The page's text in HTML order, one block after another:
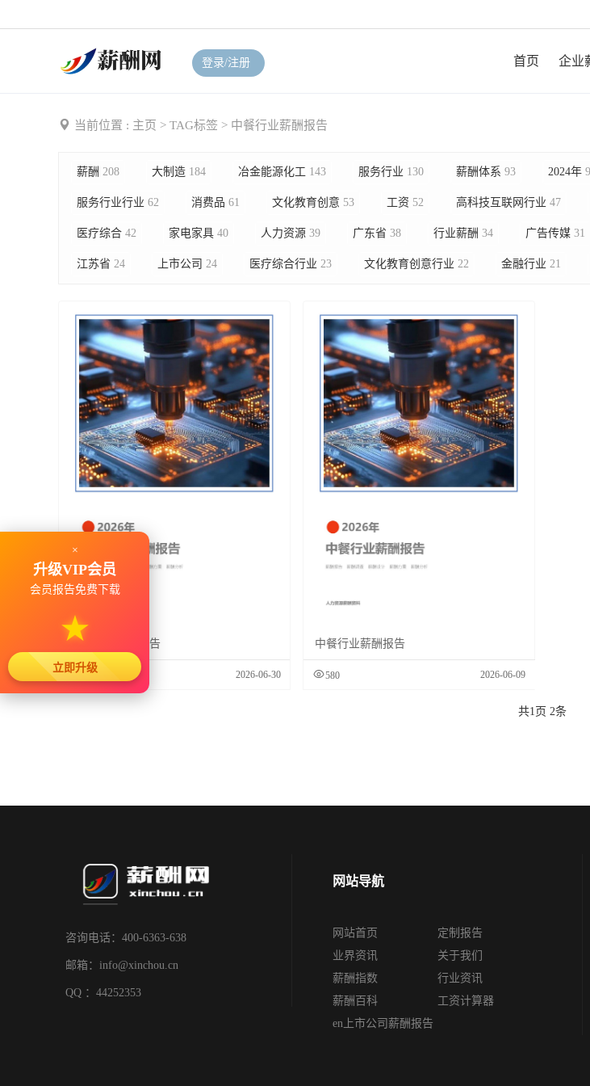
登录/注册 首页 企业
当前位置 : 主页 > TAG标签 > 中餐行业薪酬报告
薪酬 208 大制造 184 冶金能源化工 143 服务行业 130 薪酬体系 93 2024年
服务行业行业 62 消费品 61 文化教育创意 53 工资 52 高科技互联网行业 47
医疗综合 42 家电家具 40 人力资源 39 广东省 38 行业薪酬 34 广告传媒 31
江苏省 24 上市公司 24 医疗综合行业 23 文化教育创意行业 22 金融行业 21
中餐行业薪酬报告
825 2026-06-30
中餐行业薪酬报告
580 2026-06-09
共1 页 2条
咨询电话：400-6363-638
邮箱：info@xinchou.cn
QQ ：44252353
网站导航
网站首页
定制报告
业界资讯
关于我们
薪酬指数
行业资讯
薪酬百科
工资计算器
en上市公司薪酬报告
×
升级VIP会员
会员报告免费下载
★
立即升级